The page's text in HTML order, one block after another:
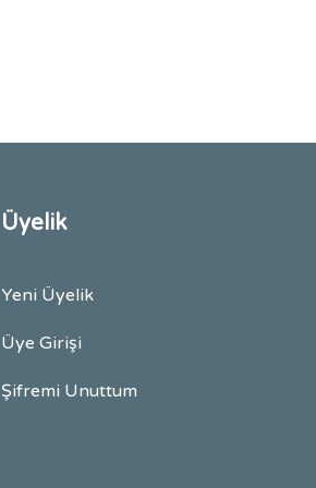
Üyelik
Yeni Üyelik
Üye Girişi
Şifremi Unuttum